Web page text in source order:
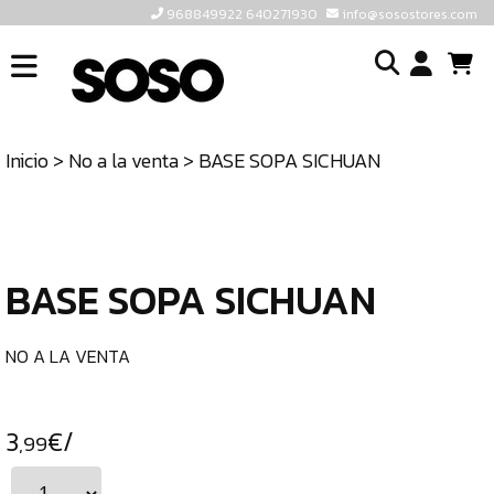
968849922 640271930 info@sosostores.com
INICIO
TIENDA
640271930
Inicio> No a la venta> BASE SOPA SICHUAN
BASE SOPA SICHUAN
NO A LA VENTA
3,99€/